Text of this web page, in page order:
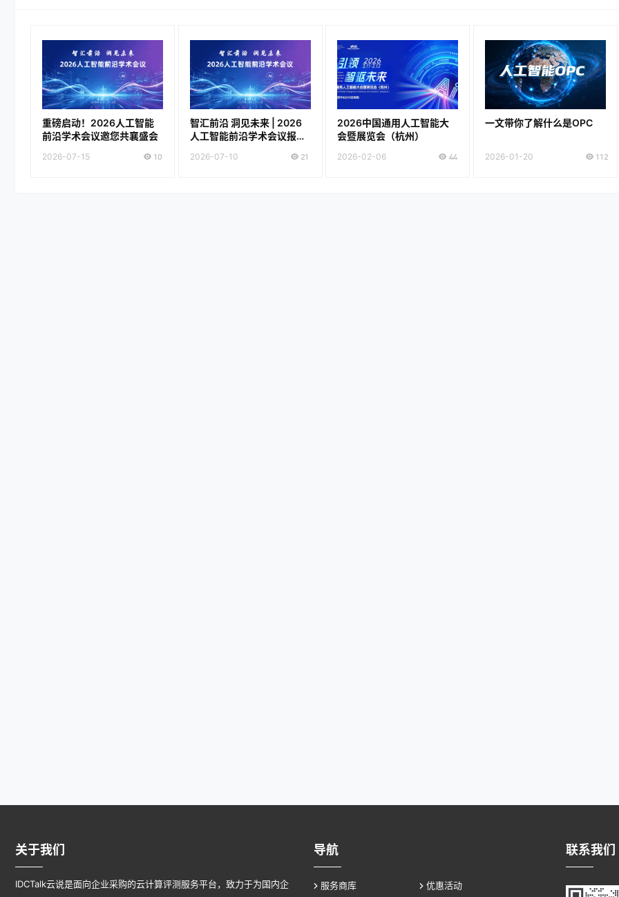
重磅启动！2026人工智能
前沿学术会议邀您共襄盛会
2026-07-15 10
智汇前沿 洞见未来 | 2026
人工智能前沿学术会议报名
2026-07-10 21
2026中国通用人工智能大
会暨展览会（杭州）
2026-02-06 44
一文带你了解什么是OPC
2026-01-20 112
关于我们
IDCTalk云说是面向企业采购的云计算评测服务平台，致力于为国内企
导航
服务商库 优惠活动
联系我们